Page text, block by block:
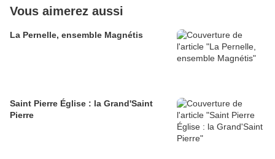
Vous aimerez aussi
La Pernelle, ensemble Magnétis
Saint Pierre Église : la Grand'Saint
Pierre